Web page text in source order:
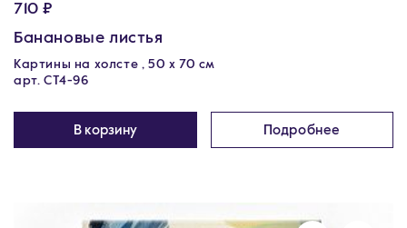
710 ₽
Банановые листья
Картины на холсте , 50 х 70 см
арт. CT4-96
В корзину Подробнее